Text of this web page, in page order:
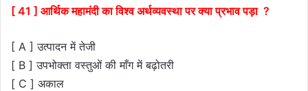
[ 41 ] आर्थिक महामंदी का विश्व अर्थव्यवस्था पर क्या प्रभाव पड़ा ?
[ A ] उत्पादन में तेजी
[ B ] उपभोक्ता वस्तुओं की माँग में बढ़ोतरी
[ C ] अकाल